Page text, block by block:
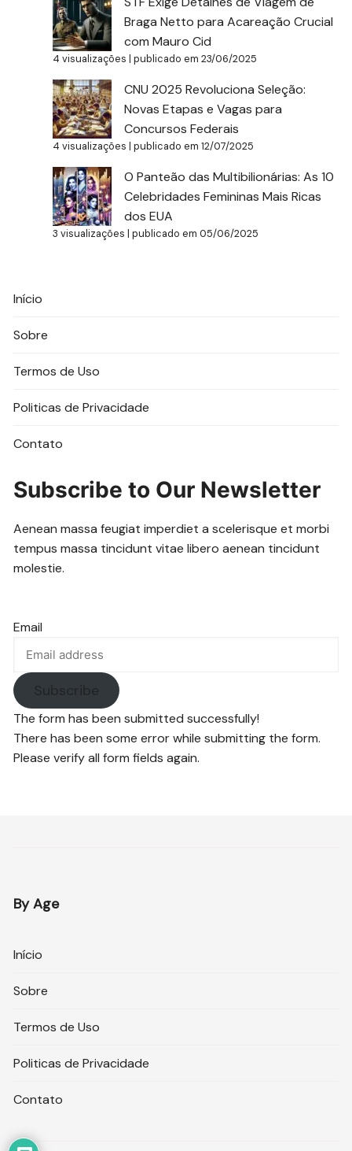
Braga Netto para Acareação Crucial
com Mauro Cid
4 visualizações |publicado em 23/06/2025
CNU 2025 Revoluciona Seleção:
Novas Etapas e Vagas para
Concursos Federais
4 visualizações |publicado em 12/07/2025
O Panteão das Multibilionárias: As 10
Celebridades Femininas Mais Ricas
dos EUA
3 visualizações |publicado em 05/06/2025
Início
Sobre
Termos de Uso
Politicas de Privacidade
Contato
Subscribe to Our Newsletter
Aenean massa feugiat imperdiet a scelerisque et morbi
tempus massa tincidunt vitae libero aenean tincidunt
molestie.
Email
Subscribe
The form has been submitted successfully!
There has been some error while submitting the form.
Please verify all form fields again.
By Age
Início
Sobre
Termos de Uso
Politicas de Privacidade
Contato